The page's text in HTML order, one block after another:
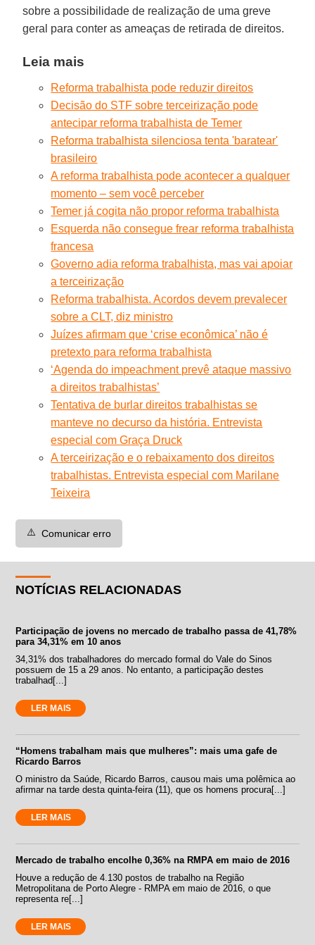
sobre a possibilidade de realização de uma greve
geral para conter as ameaças de retirada de direitos.
Leia mais
Reforma trabalhista pode reduzir direitos
Decisão do STF sobre terceirização pode
antecipar reforma trabalhista de Temer
Reforma trabalhista silenciosa tenta 'baratear'
brasileiro
A reforma trabalhista pode acontecer a qualquer
momento – sem você perceber
Temer já cogita não propor reforma trabalhista
Esquerda não consegue frear reforma trabalhista
francesa
Governo adia reforma trabalhista, mas vai apoiar
a terceirização
Reforma trabalhista. Acordos devem prevalecer
sobre a CLT, diz ministro
Juízes afirmam que ‘crise econômica’ não é
pretexto para reforma trabalhista
‘Agenda do impeachment prevê ataque massivo
a direitos trabalhistas’
Tentativa de burlar direitos trabalhistas se
manteve no decurso da história. Entrevista
especial com Graça Druck
A terceirização e o rebaixamento dos direitos
trabalhistas. Entrevista especial com Marilane
Teixeira
⚠️ Comunicar erro
NOTÍCIAS RELACIONADAS
Participação de jovens no mercado de trabalho passa de 41,78%
para 34,31% em 10 anos
34,31% dos trabalhadores do mercado formal do Vale do Sinos
possuem de 15 a 29 anos. No entanto, a participação destes
trabalhad[...]
LER MAIS
“Homens trabalham mais que mulheres”: mais uma gafe de
Ricardo Barros
O ministro da Saúde, Ricardo Barros, causou mais uma polêmica ao
afirmar na tarde desta quinta-feira (11), que os homens procura[...]
LER MAIS
Mercado de trabalho encolhe 0,36% na RMPA em maio de 2016
Houve a redução de 4.130 postos de trabalho na Região
Metropolitana de Porto Alegre - RMPA em maio de 2016, o que
representa re[...]
LER MAIS